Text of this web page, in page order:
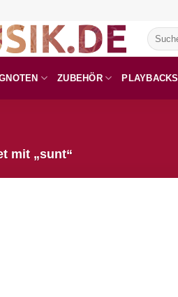
Suchen
nach:
ZUBEHÖR PLAYBACKS
mit „sunt“